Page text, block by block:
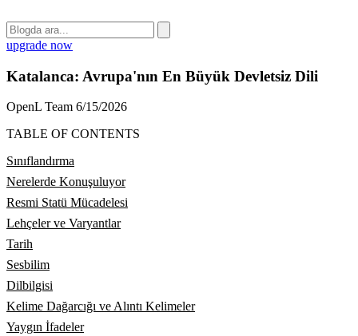
upgrade now
Katalanca: Avrupa'nın En Büyük Devletsiz Dili
OpenL Team 6/15/2026
TABLE OF CONTENTS
Sınıflandırma
Nerelerde Konuşuluyor
Resmi Statü Mücadelesi
Lehçeler ve Varyantlar
Tarih
Sesbilim
Dilbilgisi
Kelime Dağarcığı ve Alıntı Kelimeler
Yaygın İfadeler